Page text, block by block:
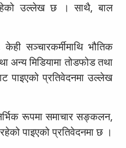
रहेको उल्लेख छ । साथै, बाल
सञ्चारकर्मीमाथि भौतिक
अन्य मिडियामा तोडफोड तथा
प्रतिवेदनमा उल्लेख
रूपमा समाचार सङ्कलन,
पाइएको प्रतिवेदनमा छ ।